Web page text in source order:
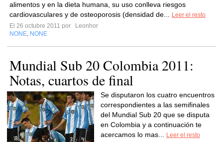
alimentos y en la dieta humana, su uso conlleva riesgos
cardiovasculares y de osteoporosis (densidad de...
Leer el resto
El 26 octubre 2011 por
Leonhor
NONE NONE
Mundial Sub 20 Colombia 2011:
Notas, cuartos de final
Se disputaron los cuatro encuentros
correspondientes a las semifinales
del Mundial Sub 20 que se disputa
en Colombia y a continuación te
acercamos lo mas...
Leer el resto